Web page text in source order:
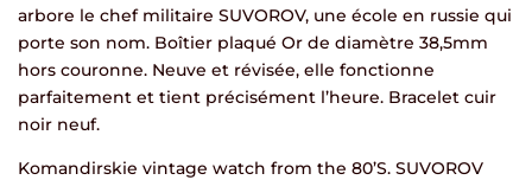
arbore le chef militaire SUVOROV, une école en russie qui
porte son nom. Boîtier plaqué Or de diamètre 38,5mm
hors couronne. Neuve et révisée, elle fonctionne
parfaitement et tient précisément l’heure. Bracelet cuir
noir neuf.
Komandirskie vintage watch from the 80’S. SUVOROV